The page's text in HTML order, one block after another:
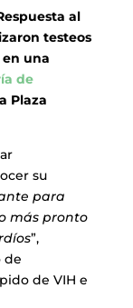
al
testeos
una
de
Plaza
su
para
más pronto
”,
de
de VIH e